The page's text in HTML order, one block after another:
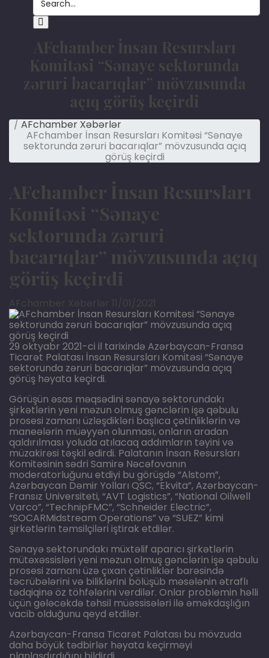
AFchamber İnsan Resursları
Komitəsi “Sənaye sektorunda
zəruri bacarıqlar” mövzusunda
açıq görüş keçirdi
/ AFchamber Xəbərlər
AFchamber İnsan Resursları Komitəsi “Sənaye
sektorunda zəruri bacarıqlar” mövzusunda açıq
görüş keçirdi
AFchamber İnsan Resursları
Komitəsi “Sənaye
sektorunda zəruri
bacarıqlar” mövzusunda açıq
görüş keçirdi
AFchamber Xəbərlər 11/01/2021
29 oktyabr 2021-ci il tarixində Azərbaycan-Fransa
Ticarət Palatası İnsan Resursları Komitəsi “Sənaye
sektorunda zəruri bacarıqlar” mövzusunda açıq
görüş həyata keçirdi.
Görüşün əsas məqsədini sənayə sektorundakı
şirkətlərin yeni məzun olmuş gənclərin işə qəbulu
prosesi zamanı üzləşdikləri başlıca çətinliklərin və
maneələrin müəyyən olunması, onların aradan
qaldırılması yoluda atılacaq addımların təyini və
müzakirəsi təşkil edirdi. Palatanın İnsan Resursları
Komitəsinin sədri Samirə Nəcəfovanın
moderatorluğunu etdiyi bu görüşdə “Alstom”,
Azərbaycan Dəmir Yolları QSC, “Ekvita”, Azərbaycan-
Fransız Universiteti, “AVT Logistics”, “National Oilwell
Varco”, “TechnipFMC”, “Schneider Electric”,
“SOCARMidstream Operations” və “SUEZ” kimi
şirkətlərin təmsilçiləri iştirak etdilər.
Sənayə sektorundakı müxtəlif aparıcı şirkətlərin
mütəxəssisləri yeni məzun olmuş gənclərin işə qəbulu
prosesi zamanı üzə çıxan çətinliklər barəsində
təcrübələrini və biliklərini bölüşüb məsələnin ətraflı
tədqiqinə öz töhfələrini verdilər. Onlar problemin həlli
üçün gələcəkdə təhsil müəssisələri ilə əməkdaşlığın
vacib olduğunu qeyd etdilər.
Azərbaycan-Fransa Ticarət Palatası bu mövzuda
daha böyük tədbirlər həyata keçirməyi